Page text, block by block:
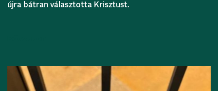
újra bátran választotta Krisztust.